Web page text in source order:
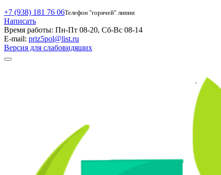
+7 (938) 181 76 06Телефон "горячей" линии
Написать
Время работы: Пн-Пт 08-20, Сб-Вс 08-14
E-mail: priz5pol@list.ru
Версия для слабовидящих